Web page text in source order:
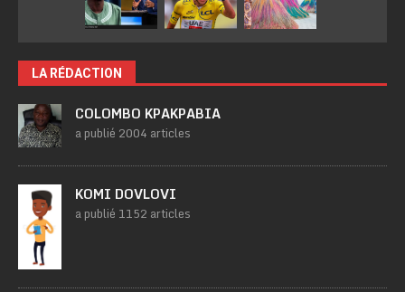
LA RÉDACTION
COLOMBO KPAKPABIA
a publié 2004 articles
KOMI DOVLOVI
a publié 1152 articles